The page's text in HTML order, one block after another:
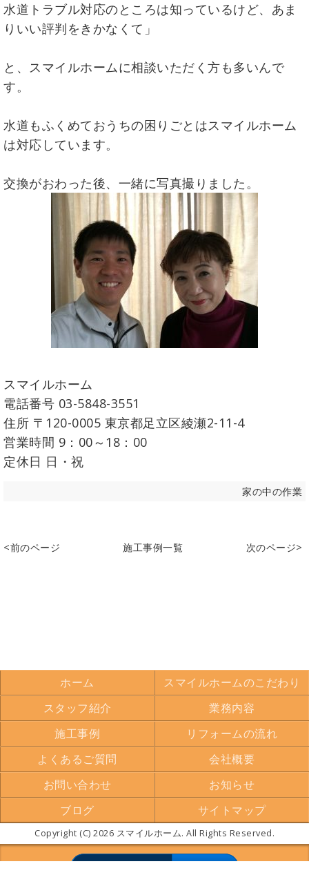
水道トラブル対応のところは知っているけど、あま
りいい評判をきかなくて」
と、スマイルホームに相談いただく方も多いんで
す。
水道もふくめておうちの困りごとはスマイルホーム
は対応しています。
交換がおわった後、一緒に写真撮りました。
スマイルホーム
電話番号 03-5848-3551
住所 〒120-0005 東京都足立区綾瀬2-11-4
営業時間 9：00～18：00
定休日 日・祝
家の中の作業
<前のページ 施工事例一覧 次のページ>
ホーム
スマイルホームのこだわり
スタッフ紹介
業務内容
施工事例
リフォームの流れ
よくあるご質問
会社概要
お問い合わせ
お知らせ
ブログ
サイトマップ
Copyright (C) 2026 スマイルホーム. All Rights Reserved.